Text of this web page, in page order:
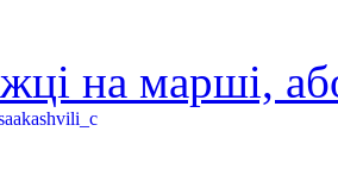
на марші,